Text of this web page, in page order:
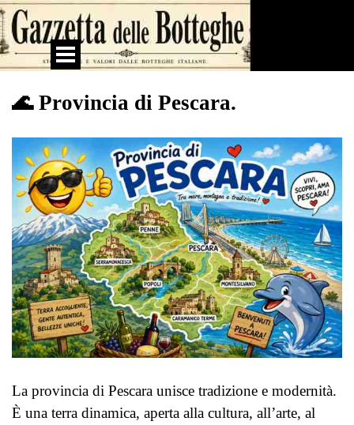
Vai ai contenuti
Salta menù
🌊 Provincia di Pescara.
La provincia di Pescara unisce tradizione e modernità.
È una terra dinamica, aperta alla cultura, all’arte, al